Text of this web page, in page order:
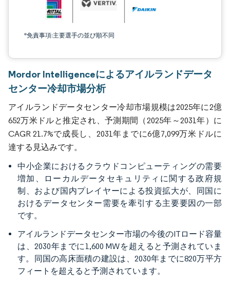
*免責事項:主要選手の並び順不同
Mordor Intelligenceによるアイルランドデータ
センター冷却市場分析
アイルランドデータセンター冷却市場規模は2025年に2億
652万米ドルと推定され、予測期間（2025年～2031年）に
CAGR 21.7%で成長し、2031年までに6億7,099万米ドルに
達する見込みです。
中小企業におけるクラウドコンピューティングの需要
増加、ローカルデータセキュリティに関する政府規
制、および国内プレイヤーによる投資拡大が、同国に
おけるデータセンター需要を牽引する主要要因の一部
です。
アイルランドデータセンター市場の今後のITロード容量
は、2030年までに1,600 MWを超えると予測されていま
す。同国の高床面積の建設は、2030年までに820万平方
フィートを超えると予測されています。